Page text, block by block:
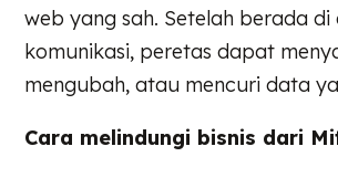
web yang sah. Setelah berada di
komunikasi, peretas dapat
mengubah, atau mencuri data
Cara melindungi bisnis dari